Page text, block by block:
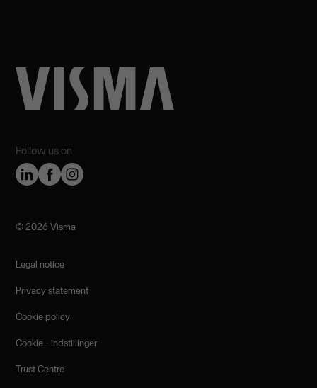
Follow us on
©️ 2026 Visma
Legal notice
Privacy statement
Cookie policy
Cookie - indstillinger
Trust Centre